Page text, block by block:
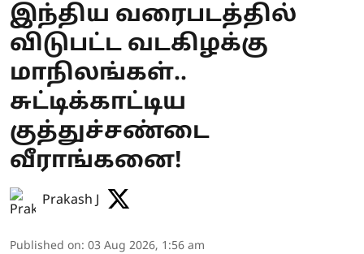
இந்திய வரைபடத்தில்
விடுபட்ட வடகிழக்கு
மாநிலங்கள்..
சுட்டிக்காட்டிய
குத்துச்சண்டை
வீராங்கனை!
Prakash J
Published on: 03 Aug 2026, 1:56 am